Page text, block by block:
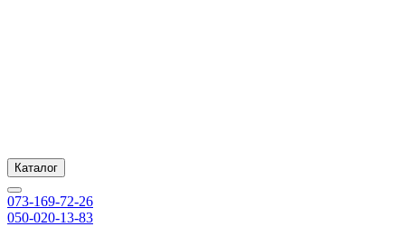
Каталог
073-169-72-26
050-020-13-83